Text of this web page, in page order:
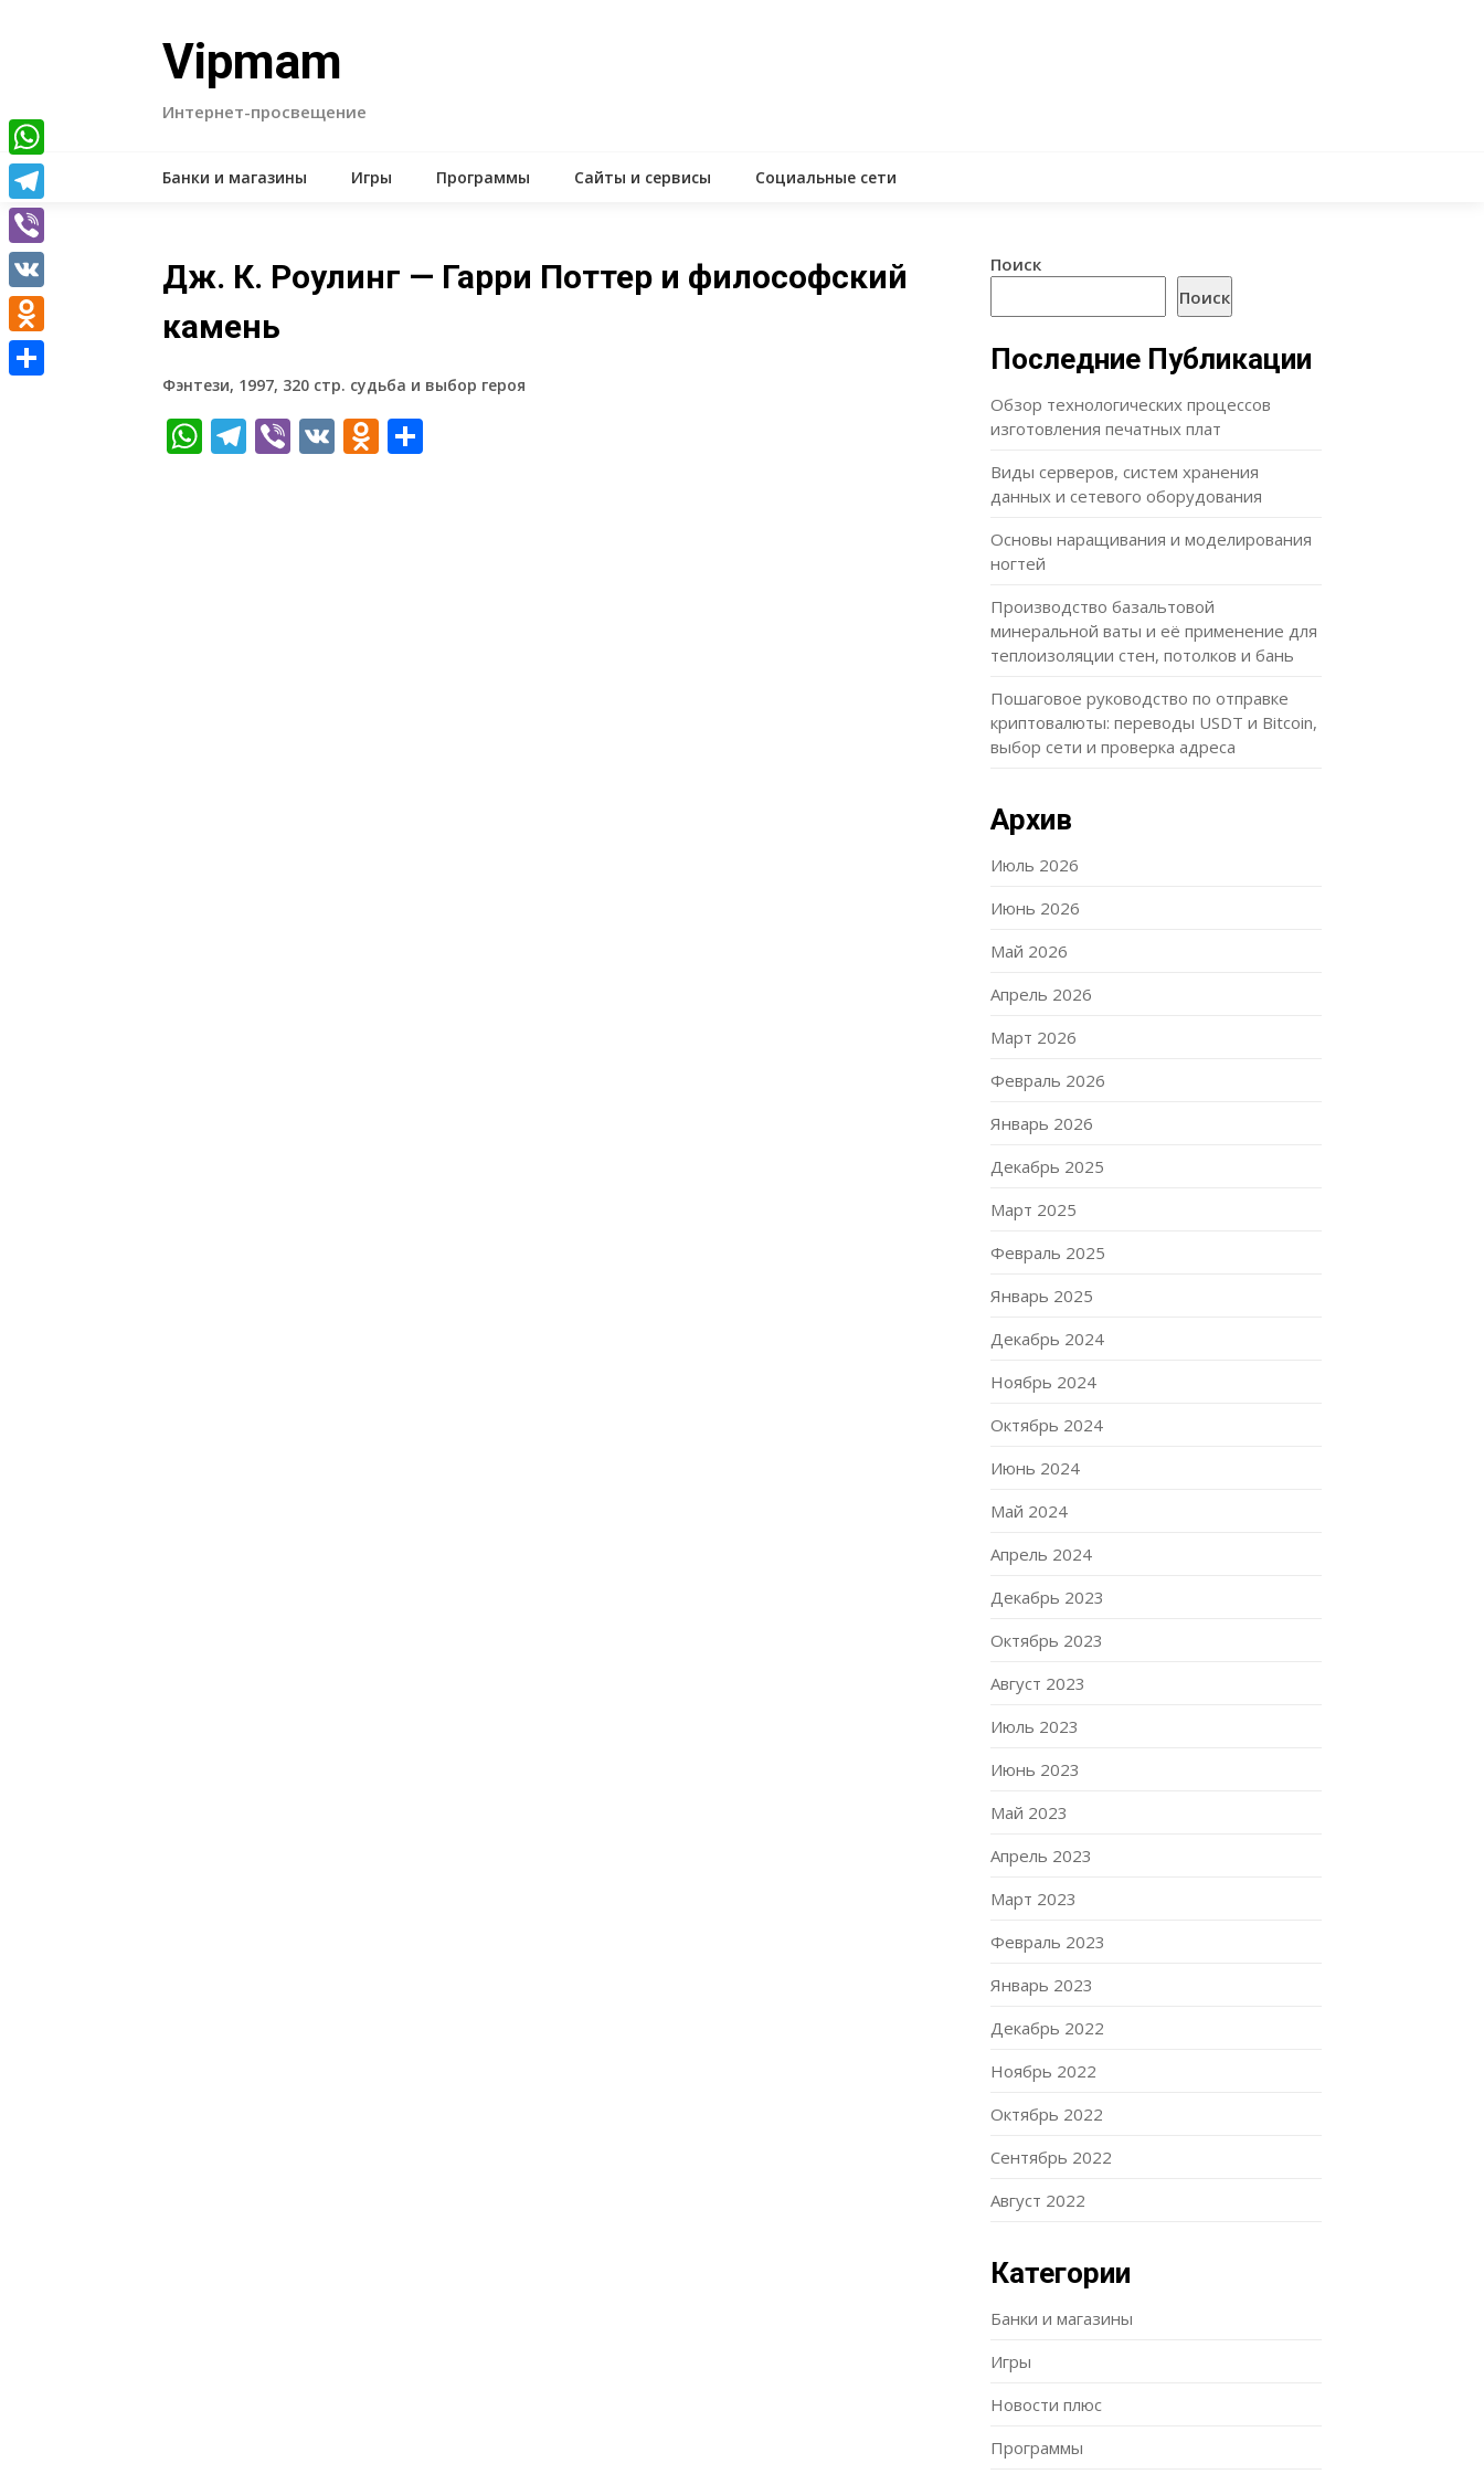
Vipmam
Интернет-просвещение
Банки и магазины Игры Программы Сайты и сервисы Социальные сети
Дж. К. Роулинг — Гарри Поттер и философский
камень
Фэнтези, 1997, 320 стр. судьба и выбор героя
WhatsApp
Telegram
Viber
VKOdnoklassniki
Поиск
Поиск
Последние Публикации
Обзор технологических процессов
изготовления печатных плат
Виды серверов, систем хранения
данных и сетевого оборудования
Основы наращивания и моделирования
ногтей
Производство базальтовой
минеральной ваты и её применение для
теплоизоляции стен, потолков и бань
Пошаговое руководство по отправке
криптовалюты: переводы USDT и Bitcoin,
выбор сети и проверка адреса
Архив
Июль 2026
Июнь 2026
Май 2026
Апрель 2026
Март 2026
Февраль 2026
Январь 2026
Декабрь 2025
Март 2025
Февраль 2025
Январь 2025
Декабрь 2024
Ноябрь 2024
Октябрь 2024
Июнь 2024
Май 2024
Апрель 2024
Декабрь 2023
Октябрь 2023
Август 2023
Июль 2023
Июнь 2023
Май 2023
Апрель 2023
Март 2023
Февраль 2023
Январь 2023
Декабрь 2022
Ноябрь 2022
Октябрь 2022
Сентябрь 2022
Август 2022
Категории
Банки и магазины
Игры
Новости плюс
Программы
WhatsApp
Telegram
Viber
VK
Odnoklassniki